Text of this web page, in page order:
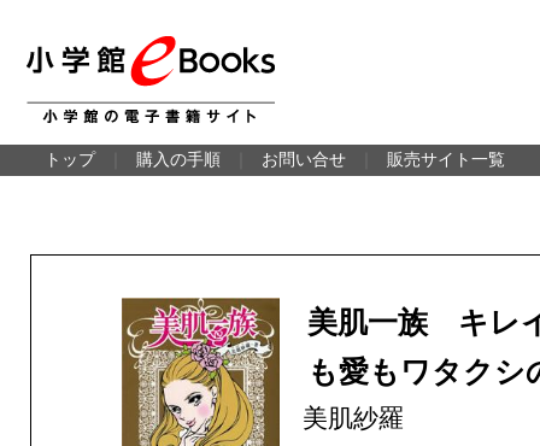
トップ 購入の手順 お問い合せ 販売サイト一覧
美肌一族 キレ
も愛もワタクシ
美肌紗羅